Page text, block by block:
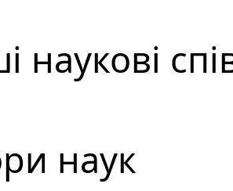
наукові
наук